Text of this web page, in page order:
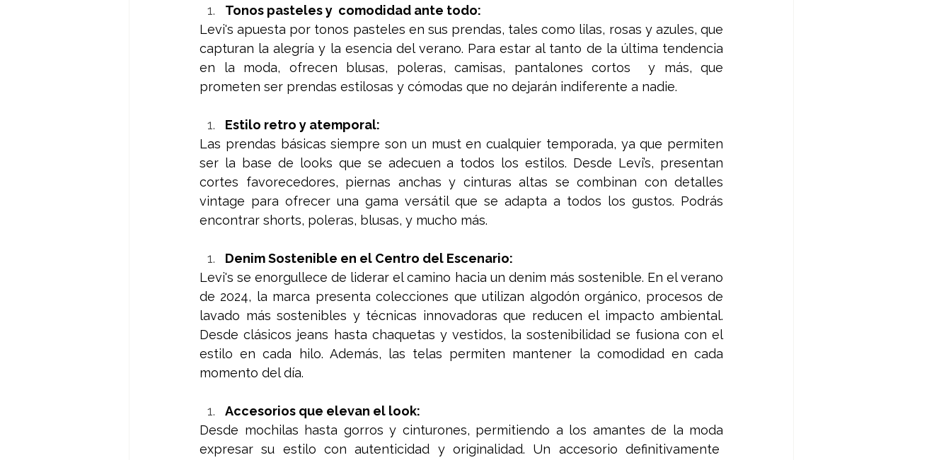
Tonos pasteles y  comodidad ante todo:
Levi's apuesta por tonos pasteles en sus prendas, tales como lilas, rosas y azules, que
capturan la alegría y la esencia del verano. Para estar al tanto de la última tendencia
en la moda, ofrecen blusas, poleras, camisas, pantalones cortos  y más, que
prometen ser prendas estilosas y cómodas que no dejarán indiferente a nadie.
Estilo retro y atemporal:
Las prendas básicas siempre son un must en cualquier temporada, ya que permiten
ser la base de looks que se adecuen a todos los estilos. Desde Levi’s, presentan
cortes favorecedores, piernas anchas y cinturas altas se combinan con detalles
vintage para ofrecer una gama versátil que se adapta a todos los gustos. Podrás
encontrar shorts, poleras, blusas, y mucho más.
Denim Sostenible en el Centro del Escenario:
Levi's se enorgullece de liderar el camino hacia un denim más sostenible. En el verano
de 2024, la marca presenta colecciones que utilizan algodón orgánico, procesos de
lavado más sostenibles y técnicas innovadoras que reducen el impacto ambiental.
Desde clásicos jeans hasta chaquetas y vestidos, la sostenibilidad se fusiona con el
estilo en cada hilo. Además, las telas permiten mantener la comodidad en cada
momento del día.
Accesorios que elevan el look:
Desde mochilas hasta gorros y cinturones, permitiendo a los amantes de la moda
expresar su estilo con autenticidad y originalidad. Un accesorio definitivamente